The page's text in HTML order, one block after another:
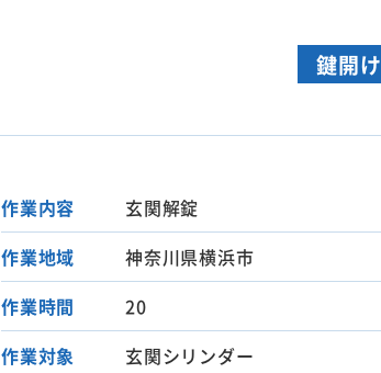
鍵開け
作業内容
玄関解錠
作業地域
神奈川県横浜市
作業時間
20
作業対象
玄関シリンダー